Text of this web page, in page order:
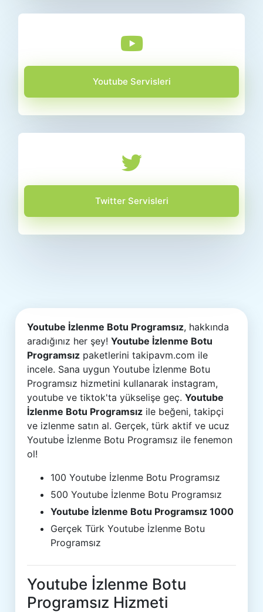
Youtube Servisleri
Twitter Servisleri
Youtube İzlenme Botu Programsız, hakkında
aradığınız her şey!Youtube İzlenme Botu
Programsız paketlerini takipavm.com ile
incele. Sana uygun Youtube İzlenme Botu
Programsız hizmetini kullanarak instagram,
youtube ve tiktok'ta yükselişe geç.Youtube
İzlenme Botu Programsız ile beğeni, takipçi
ve izlenme satın al. Gerçek, türk aktif ve ucuz
Youtube İzlenme Botu Programsız ile fenemon
ol!
100 Youtube İzlenme Botu Programsız
500 Youtube İzlenme Botu Programsız
Youtube İzlenme Botu Programsız 1000
Gerçek Türk Youtube İzlenme Botu
Programsız
Youtube İzlenme Botu
Programsız Hizmeti